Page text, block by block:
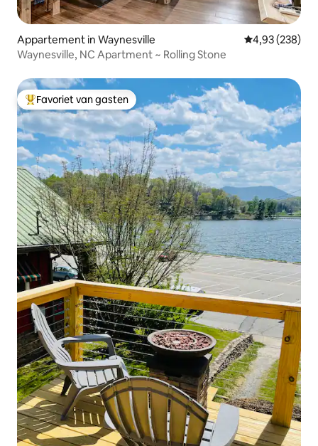
Appartement in Waynesville Gemiddelde
4,93 (238)
Waynesville, NC Apartment ~ Rolling Stone
Topfavoriet van gasten
Favoriet van gasten